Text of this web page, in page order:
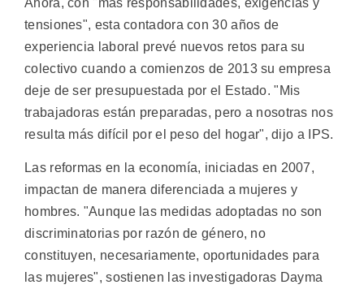
tensiones", esta contadora con 30 años de
experiencia laboral prevé nuevos retos para su
colectivo cuando a comienzos de 2013 su empresa
deje de ser presupuestada por el Estado. "Mis
trabajadoras están preparadas, pero a nosotras nos
resulta más difícil por el peso del hogar", dijo a IPS.
Las reformas en la economía, iniciadas en 2007,
impactan de manera diferenciada a mujeres y
hombres. "Aunque las medidas adoptadas no son
discriminatorias por razón de género, no
constituyen, necesariamente, oportunidades para
las mujeres", sostienen las investigadoras Dayma